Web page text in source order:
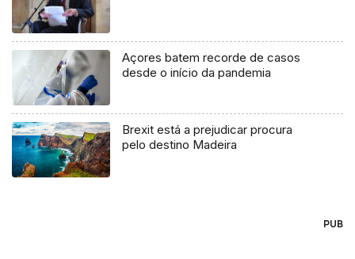
Açores batem recorde de casos
desde o início da pandemia
Brexit está a prejudicar procura
pelo destino Madeira
PUB